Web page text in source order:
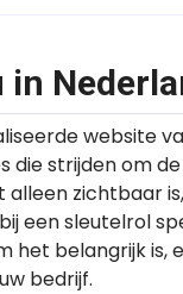
in
website
strijden om
zichtbaar
een sleutelrol
belangrijk is,
bedrijf.